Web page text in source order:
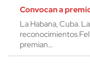
Convocan a
La Habana, Cuba.
reconocimientos
premian…